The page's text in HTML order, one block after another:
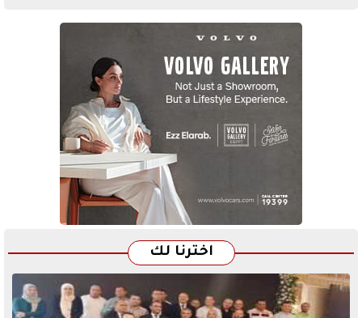
اخترنا لك